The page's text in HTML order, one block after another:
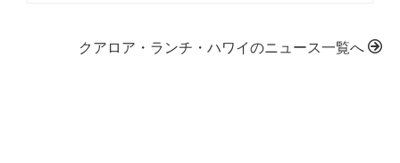
クアロア・ランチ・ハワイのニュース一覧へ